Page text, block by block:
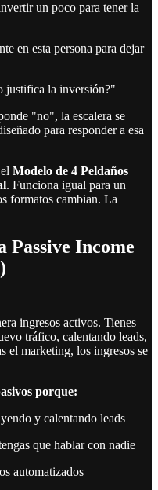
un poco para tener la
en esta persona para dejar
justifica la inversión?"
"no", la escalera se
para responder a esa
Modelo de 4 Peldaños
. Funciona igual para un
formatos cambian. La
Passive Income
ingresos activos. Tienes
tráfico, calentando leads,
el marketing, los ingresos se
porque:
y calentando leads
que hablar con nadie
automatizados